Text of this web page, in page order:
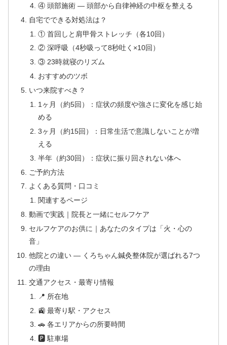
④ 頭部施術 — 頭部から自律神経の中枢を整える
自宅でできる対処法は？
① 首回しと肩甲骨ストレッチ（各10回）
② 深呼吸（4秒吸って8秒吐く×10回）
③ 23時就寝のリズム
おすすめのツボ
いつ来院すべき？
1ヶ月（約5回）：症状の頻度や強さに変化を感じ始
める
3ヶ月（約15回）：日常生活で意識しないことが増
える
半年（約30回）：症状に振り回されない体へ
ご予約方法
よくある質問・口コミ
関連するページ
動画で実践｜院長と一緒にセルフケア
セルフケアのお供に｜あなたのタイプは「火・心の
音」
他院との違い — くろちゃん鍼灸整体院が選ばれる7つ
の理由
交通アクセス・最寄り情報
📍 所在地
🚉 最寄り駅・アクセス
🚗 各エリアからの所要時間
🅿 駐車場